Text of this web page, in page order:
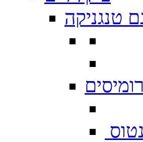
טנגניקה